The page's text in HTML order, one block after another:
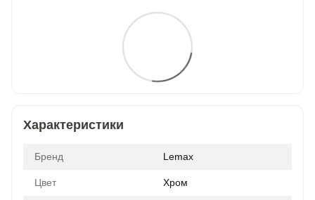
Характеристики
Бренд Lemax
Цвет Хром